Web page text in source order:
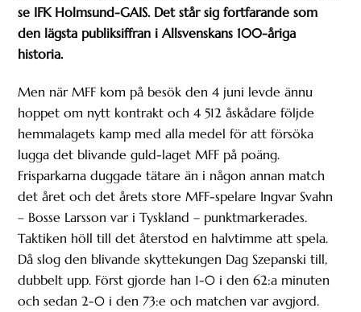
se IFK Holmsund-GAIS. Det står sig fortfarande som
den lägsta publiksiffran i Allsvenskans 100-åriga
historia.
Men när MFF kom på besök den 4 juni levde ännu
hoppet om nytt kontrakt och 4 512 åskådare följde
hemmalagets kamp med alla medel för att försöka
lugga det blivande guld-laget MFF på poäng.
Frisparkarna duggade tätare än i någon annan match
det året och det årets store MFF-spelare Ingvar Svahn
– Bosse Larsson var i Tyskland – punktmarkerades.
Taktiken höll till det återstod en halvtimme att spela.
Då slog den blivande skyttekungen Dag Szepanski till,
dubbelt upp. Först gjorde han 1-0 i den 62:a minuten
och sedan 2-0 i den 73:e och matchen var avgjord.